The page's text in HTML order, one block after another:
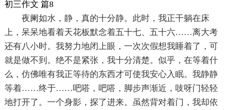
初三作文 篇8
夜阑如水，静，真的十分静。此时，我正干躺在床
上，呆呆地看着天花板默念着五十七、五十六……离大考
还有八小时。我努力地闭上眼，一次次假想我睡着了，可
就是做不到。绝不是紧张，我十分清楚。似乎，在等着什
么，仿佛唯有我正等待的东西才可使我安心入眠。我静静
等着……终于……吧嗒，吧嗒，脚步声渐近，吱呀门轻轻
地打开了。一个身影，探了进来。虽然背对着门，我却依